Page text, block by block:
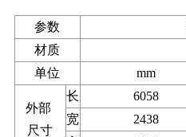
参数
材质
单位
mm
外部
尺寸
长 6058
宽
2438